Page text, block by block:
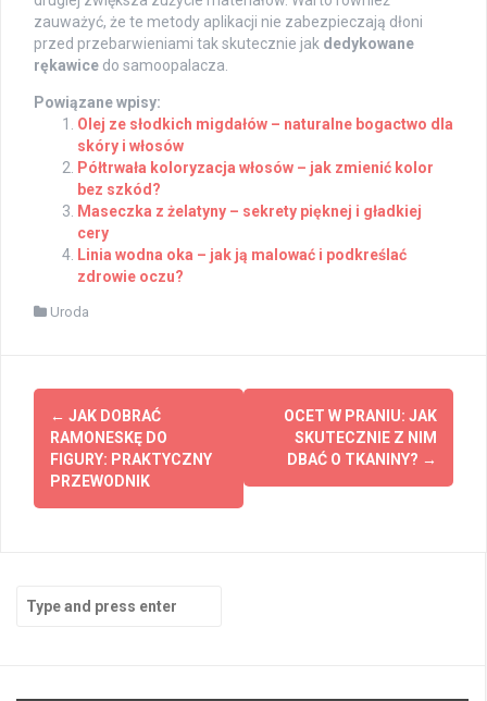
zauważyć, że te metody aplikacji nie zabezpieczają dłoni
przed przebarwieniami tak skutecznie jak dedykowane
rękawice do samoopalacza.
Powiązane wpisy:
Olej ze słodkich migdałów – naturalne bogactwo dla
skóry i włosów
Półtrwała koloryzacja włosów – jak zmienić kolor
bez szkód?
Maseczka z żelatyny – sekrety pięknej i gładkiej
cery
Linia wodna oka – jak ją malować i podkreślać
zdrowie oczu?
Uroda
Post
navigation
← JAK DOBRAĆ
RAMONESKĘ DO
FIGURY: PRAKTYCZNY
PRZEWODNIK
OCET W PRANIU: JAK
SKUTECZNIE Z NIM
DBAĆ O TKANINY? →
for: